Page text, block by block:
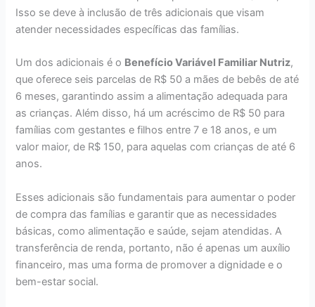
Isso se deve à inclusão de três adicionais que visam
atender necessidades específicas das famílias.
Um dos adicionais é o Benefício Variável Familiar Nutriz,
que oferece seis parcelas de R$ 50 a mães de bebês de até
6 meses, garantindo assim a alimentação adequada para
as crianças. Além disso, há um acréscimo de R$ 50 para
famílias com gestantes e filhos entre 7 e 18 anos, e um
valor maior, de R$ 150, para aquelas com crianças de até 6
anos.
Esses adicionais são fundamentais para aumentar o poder
de compra das famílias e garantir que as necessidades
básicas, como alimentação e saúde, sejam atendidas. A
transferência de renda, portanto, não é apenas um auxílio
financeiro, mas uma forma de promover a dignidade e o
bem-estar social.